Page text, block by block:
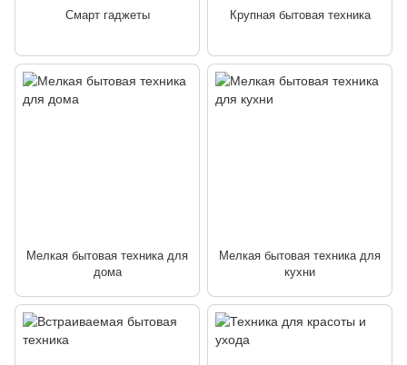
Смарт гаджеты Крупная бытовая техника
Мелкая бытовая техника для
дома
Мелкая бытовая техника для
кухни